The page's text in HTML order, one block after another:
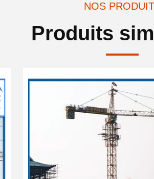
NOS
Produits